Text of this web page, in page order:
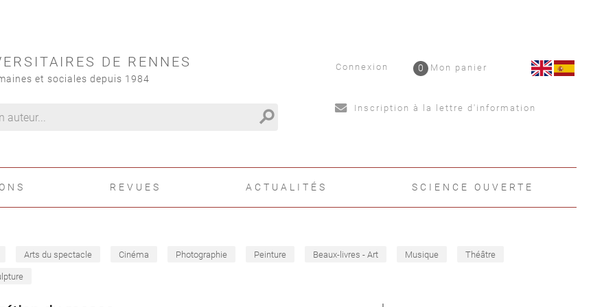
DE RENNES
et sociales depuis 1984
search
Connexion Mon panier
0
Inscription à la lettre d'information
REVUES ACTUALITÉS SCIENCE OUVERTE
Arts du spectacle Cinéma Photographie Peinture Beaux-livres - Art Musique Théâtre